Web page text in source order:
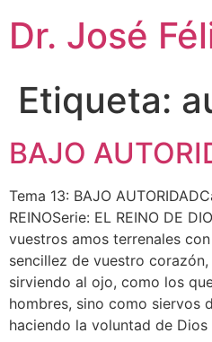
Dr. José
Etiqueta:
BAJO
Tema 13: BAJO
REINOSerie: EL REINO DE
vuestros amos terrenales
sencillez de vuestro
sirviendo al ojo, como los
hombres, sino como siervos
haciendo la voluntad de